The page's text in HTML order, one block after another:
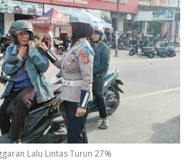
Lalu Lintas Turun 27%